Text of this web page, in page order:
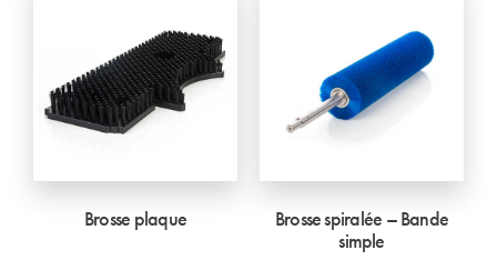
Brosse plaque
Brosse spiralée – Bande
simple